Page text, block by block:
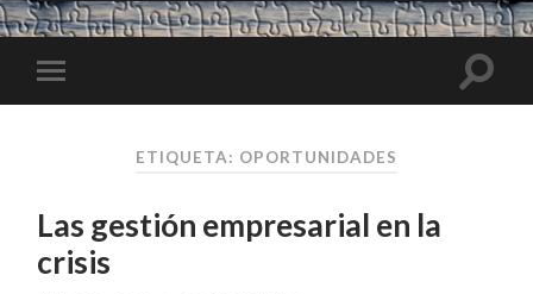
ETIQUETA: OPORTUNIDADES
Las gestión empresarial en la
crisis